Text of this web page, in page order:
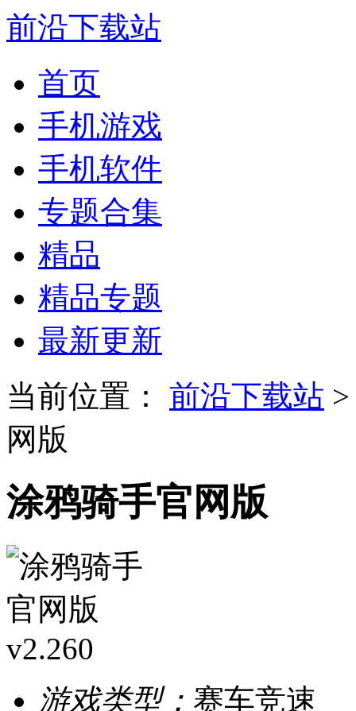
前沿下载站
首页
手机游戏
手机软件
专题合集
精品
精品专题
最新更新
当前位置：
前沿下载站
网版
涂鸦骑手官网版
游戏类型： 赛车竞速